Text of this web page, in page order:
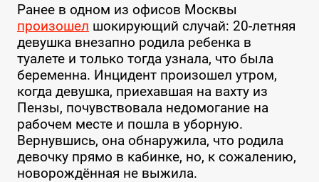
Ранее в одном из офисов Москвы
произошел шокирующий случай: 20-летняя
девушка внезапно родила ребенка в
туалете и только тогда узнала, что была
беременна. Инцидент произошел утром,
когда девушка, приехавшая на вахту из
Пензы, почувствовала недомогание на
рабочем месте и пошла в уборную.
Вернувшись, она обнаружила, что родила
девочку прямо в кабинке, но, к сожалению,
новорождённая не выжила.